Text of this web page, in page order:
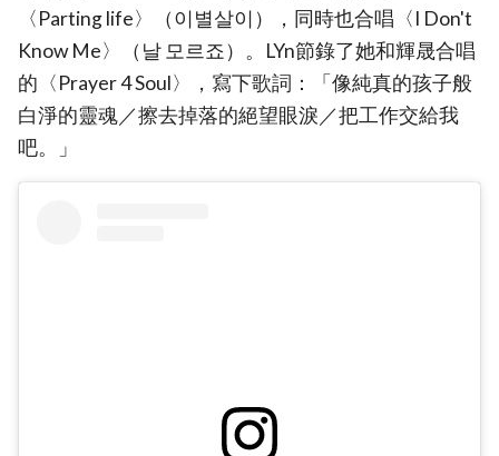
〈Parting life〉（이별살이），同時也合唱〈I Don't
Know Me〉（날 모르죠）。LYn節錄了她和輝晟合唱
的〈Prayer 4 Soul〉，寫下歌詞：「像純真的孩子般
白淨的靈魂／擦去掉落的絕望眼淚／把工作交給我
吧。」